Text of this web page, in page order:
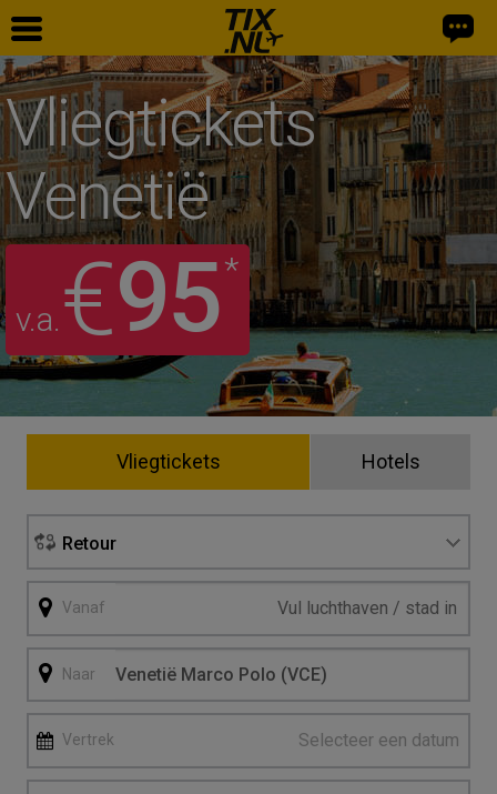
Vliegtickets
Venetië
v.a.€95*
Vliegtickets Hotels
Retour
Vanaf
Naar
Vertrek Selecteer een datum